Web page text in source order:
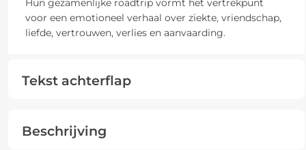
Hun gezamenlijke roadtrip vormt het vertrekpunt
voor een emotioneel verhaal over ziekte, vriendschap,
liefde, vertrouwen, verlies en aanvaarding.
Tekst achterflap
Beschrijving